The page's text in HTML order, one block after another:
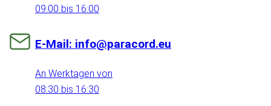
09:00 bis 16:00
E-Mail: info@paracord.eu
An Werktagen von
08:30 bis 16:30